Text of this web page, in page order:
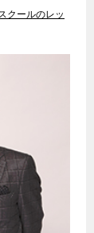
クールのレッ